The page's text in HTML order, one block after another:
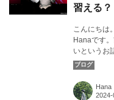
習える？
こんにちは
Hanaです
いというお
ッチングサ
とを耳にし
像：『ピア
Hana